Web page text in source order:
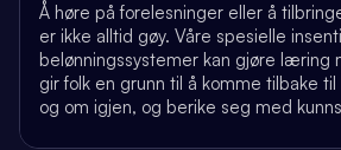
Å høre på forelesninger eller å
er ikke alltid gøy. Våre spesielle
belønningssystemer kan gjøre læring
gir folk en grunn til å komme tilbake
og om igjen, og berike seg med